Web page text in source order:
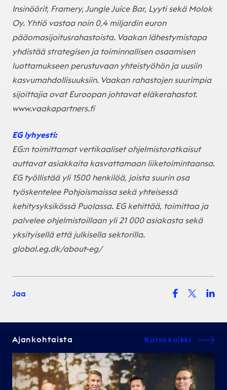
Insinöörit, Framery, Jungle Juice Bar, Lyyti sekä Molok
Oy. Yhtiö vastaa noin 0,4 miljardin euron
pääomasijoitusrahastoista. Vaakan lähestymistapa
yhdistää strategisen ja toiminnallisen osaamisen
luottamukseen perustuvaan yhteistyöhön ja uusiin
kasvumahdollisuuksiin. Vaakan rahastojen suurimpia
sijoittajia ovat Euroopan johtavat eläkerahastot.
www.vaakapartners.fi
EG lyhyesti:
EG:n toimittamat vertikaaliset ohjelmistoratkaisut
auttavat asiakkaita kasvattamaan liiketoimintaansa.
EG työllistää yli 1500 henkilöä, joista suurin osa
työskentelee Pohjoismaissa sekä yhteisessä
kehitysyksikössä Puolassa. EG kehittää, toimittaa ja
palvelee ohjelmistoillaan yli 21 000 asiakasta sekä
yksityisellä että julkisella sektorilla.
global.eg.dk/about-eg/
Jaa
Ajankohtaista Katso kaikki